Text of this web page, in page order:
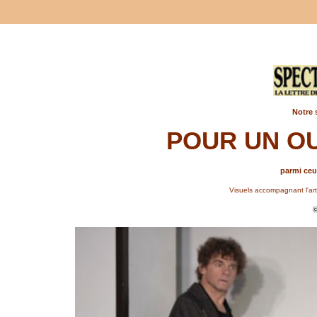
Notre
POUR UN
parmi
Visuels accompagnant